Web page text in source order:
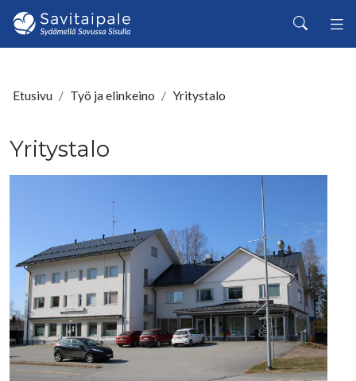
Siirry pääsisältöön
Haku
Etusivu Työ ja elinkeino Yritystalo
Yritystalo